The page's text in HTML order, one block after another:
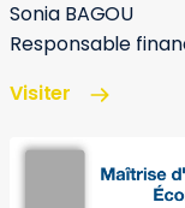
Sonia BAGOU
Responsable
Visiter